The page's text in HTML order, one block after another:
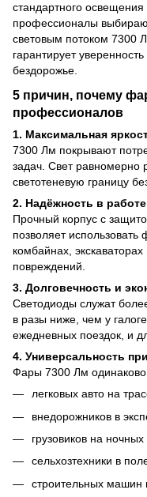
стандартного
профессионалы
световым потоком 7300
гарантирует
бездорожье.
5 причин, почему
профессионалов
1. Максимальная
7300 Лм покрывают
задач. Свет равномерно
светотеневую границу
2. Надёжность в
Прочный корпус с
позволяет использовать
комбайнах,
повреждений.
3. Долговечность и
Светодиоды служат
в разы ниже, чем у
ежедневных поездок, и
4. Универсальность
Фары 7300 Лм
легковых авто на
внедорожников в
грузовиков на
сельхозтехники в
строительных машин